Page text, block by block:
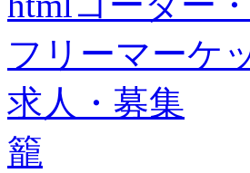
フリーマーケ
求人・募集
籠